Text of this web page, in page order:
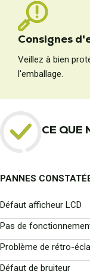
Consignes
Veillez à bien
l'emballage.
CE QUE
PANNES
Défaut afficheur LCD
Pas de
Problème de rétro-
Défaut de bruiteur